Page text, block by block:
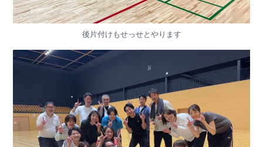
後片付けもせっせとやります